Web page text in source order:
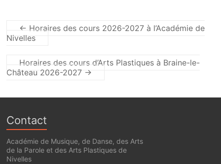
← Horaires des cours 2026-2027 à l’Académie de
Nivelles
Horaires des cours d’Arts Plastiques à Braine-le-
Château 2026-2027 →
Contact
Académie de Musique, de Danse, des Arts
de la Parole et des Arts Plastiques de
Nivelles